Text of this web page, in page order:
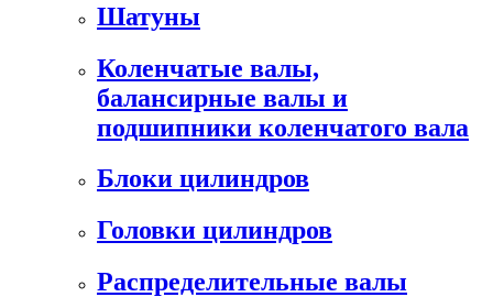
Шатуны
Коленчатые валы,
балансирные валы и
подшипники коленчатого вала
Блоки цилиндров
Головки цилиндров
Распределительные валы